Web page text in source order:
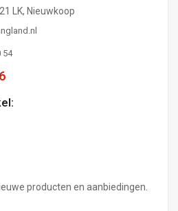
LK, Nieuwkoop
54
producten en aanbiedingen.